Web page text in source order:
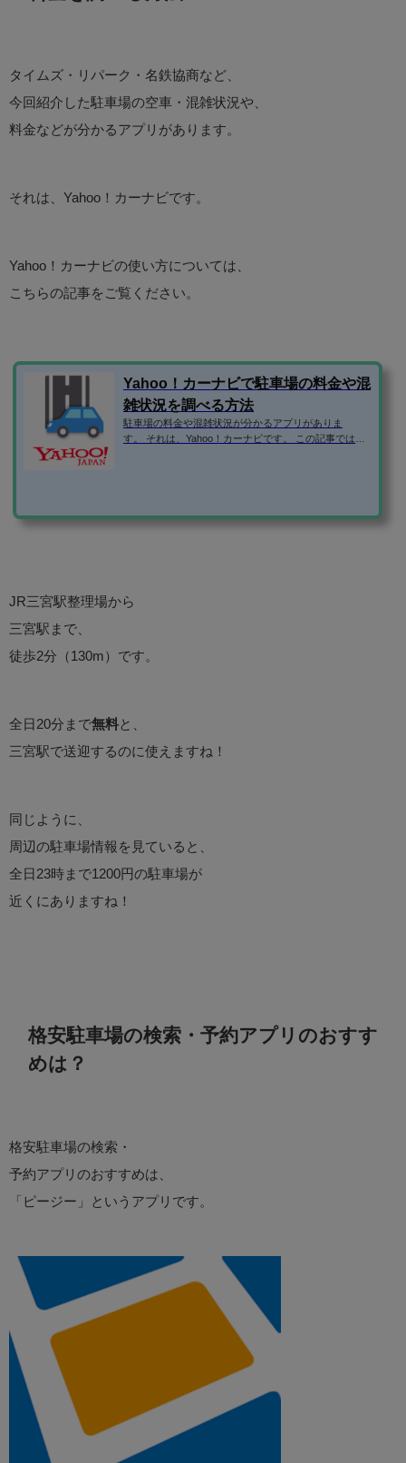
タイムズ・リパーク・名鉄協商など、
今回紹介した駐車場の空車・混雑状況や、
料金などが分かるアプリがあります。
それは、Yahoo！カーナビです。
Yahoo！カーナビの使い方については、
こちらの記事をご覧ください。
Yahoo！カーナビで駐車場の料金や混
雑状況を調べる方法
駐車場の料金や混雑状況が分かるアプリがありま
す。 それは、Yahoo！カーナビです。 この記事では、Y
しない状態でアプリを起動すると、位置情報をオンに
JR三宮駅整理場から
三宮駅まで、
徒歩2分（130m）です。
全日20分まで無料と、
三宮駅で送迎するのに使えますね！
同じように、
周辺の駐車場情報を見ていると、
全日23時まで1200円の駐車場が
近くにありますね！
格安駐車場の検索・予約アプリのおすす
めは？
格安駐車場の検索・
予約アプリのおすすめは、
「ピージー」というアプリです。